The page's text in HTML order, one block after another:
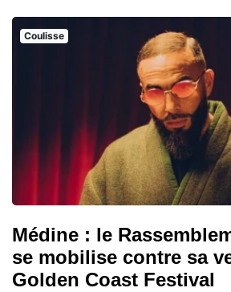
Coulisse
Médine : le
se mobilise contre sa
Golden Coast Festival